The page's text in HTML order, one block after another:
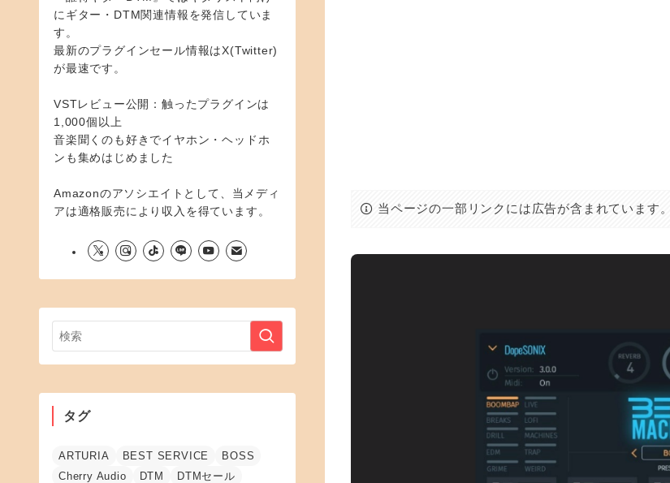
当ページの一部リンクには広告が含まれています。
にギター・DTM関連情報を発信していま
す。
最新のプラグインセール情報はX(Twitter)
が最速です。
VSTレビュー公開：触ったプラグインは
1,000個以上
音楽聞くのも好きでイヤホン・ヘッドホ
ンも集めはじめました
Amazonのアソシエイトとして、当メディ
アは適格販売により収入を得ています。
タグ
ARTURIA BEST SERVICE
BOSS
Cherry Audio
DTM
DTMセール